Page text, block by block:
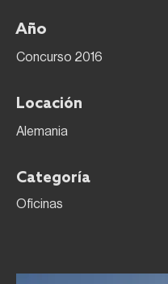
Año
Concurso 2016
Locación
Alemania
Categoría
Oficinas